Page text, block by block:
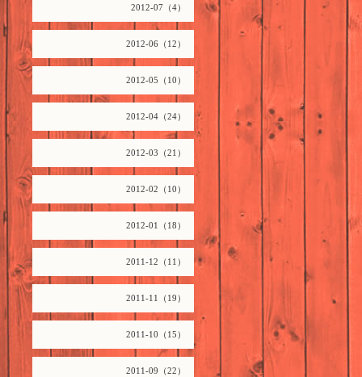
2012-07（4）
2012-06（12）
2012-05（10）
2012-04（24）
2012-03（21）
2012-02（10）
2012-01（18）
2011-12（11）
2011-11（19）
2011-10（15）
2011-09（22）